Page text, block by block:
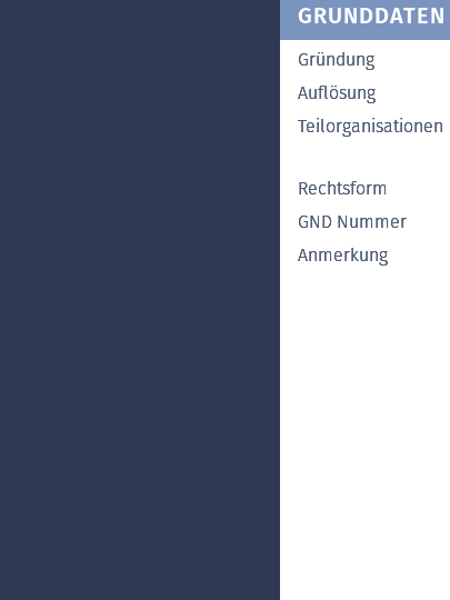
GRUNDDATEN
Gründung
Auflösung
Teilorganisationen
Rechtsform
GND Nummer
Anmerkung